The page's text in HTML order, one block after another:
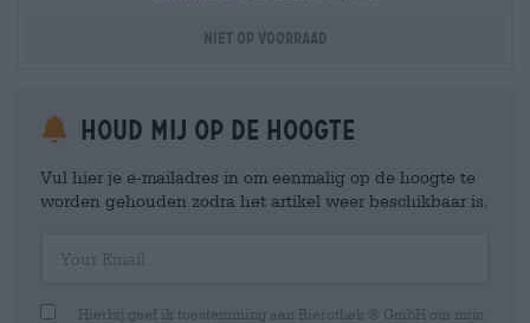
Niet op voorraad
Houd mij op de hoogte
Vul hier je e-mailadres in om eenmalig op de hoogte te
worden gehouden zodra het artikel weer beschikbaar is.
Hierbij geef ik toestemming aan Bierothek ® GmbH om mijn